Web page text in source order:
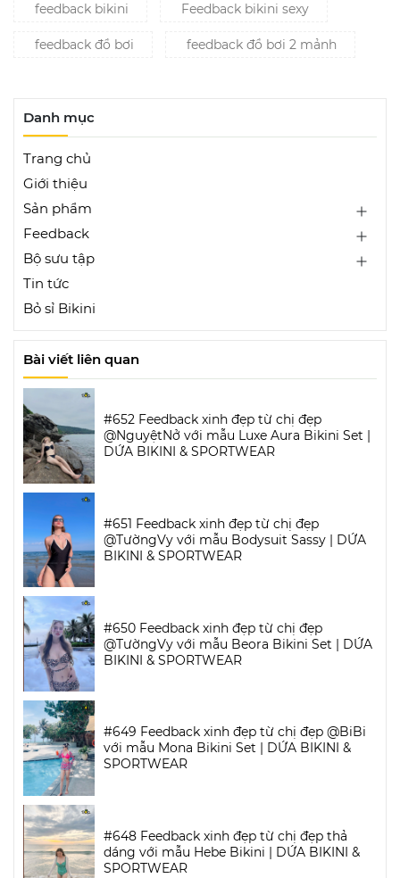
feedback bikini Feedback bikini sexy
feedback đồ bơi feedback đồ bơi 2 mảnh
Danh mục
Trang chủ
Giới thiệu
Sản phẩm
Feedback
Bộ sưu tập
Tin tức
Bỏ sỉ Bikini
Bài viết liên quan
#652 Feedback xinh đẹp từ chị đẹp
@NguyệtNở với mẫu Luxe Aura Bikini Set |
DỨA BIKINI & SPORTWEAR
#651 Feedback xinh đẹp từ chị đẹp
@TườngVy với mẫu Bodysuit Sassy | DỨA
BIKINI & SPORTWEAR
#650 Feedback xinh đẹp từ chị đẹp
@TườngVy với mẫu Beora Bikini Set | DỨA
BIKINI & SPORTWEAR
#649 Feedback xinh đẹp từ chị đẹp @BiBi
với mẫu Mona Bikini Set | DỨA BIKINI &
SPORTWEAR
#648 Feedback xinh đẹp từ chị đẹp thả
dáng với mẫu Hebe Bikini | DỨA BIKINI &
SPORTWEAR